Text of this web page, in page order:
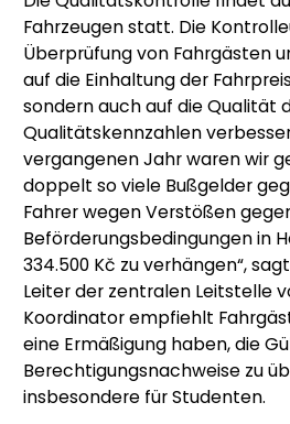
Fahrzeugen statt. Die
Überprüfung von Fahrgästen
auf die Einhaltung der
sondern auch auf die Qualität
Qualitätskennzahlen
vergangenen Jahr waren wir
doppelt so viele Bußgelder
Fahrer wegen Verstößen
Beförderungsbedingungen in
334.500 Kč zu verhängen“,
Leiter der zentralen Leitstelle
Koordinator empfiehlt
eine Ermäßigung haben, die
Berechtigungsnachweise zu
insbesondere für Studenten.